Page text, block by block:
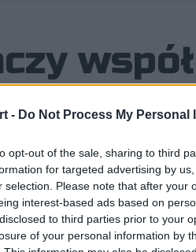
- Do Not Process My Personal
opt-out of the sale, sharing to third
for targeted advertising by
selection. Please note that after your
interest-based ads based on
to third parties prior to your
of your personal information by
do nas z